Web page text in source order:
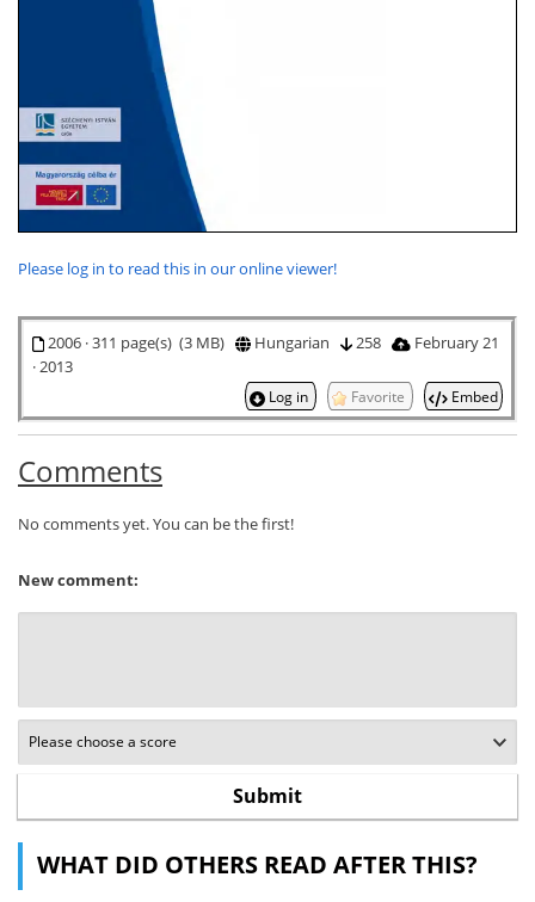
Please log in to read this in our online viewer!
2006 · 311 page(s) (3 MB) Hungarian 258
February 21
· 2013
Log in Favorite Embed
Comments
No comments yet. You can be the first!
New comment:
WHAT DID OTHERS READ AFTER THIS?